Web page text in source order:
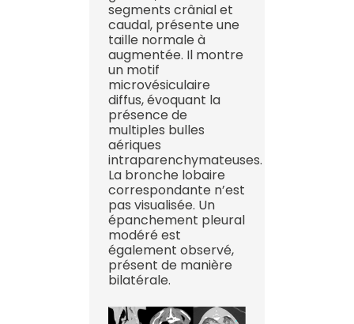
segments crânial et
caudal, présente une
taille normale à
augmentée. Il montre
un motif
microvésiculaire
diffus, évoquant la
présence de
multiples bulles
aériques
intraparenchymateuses.
La bronche lobaire
correspondante n’est
pas visualisée. Un
épanchement pleural
modéré est
également observé,
présent de manière
bilatérale.